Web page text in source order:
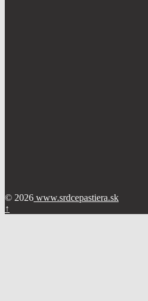
© 2026 www.srdcepastiera.sk
↑